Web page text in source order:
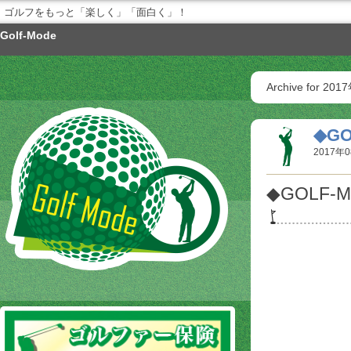
ゴルフをもっと「楽しく」「面白く」！
Golf-Mode
Archive for 2017
2017年
◆GOLF-